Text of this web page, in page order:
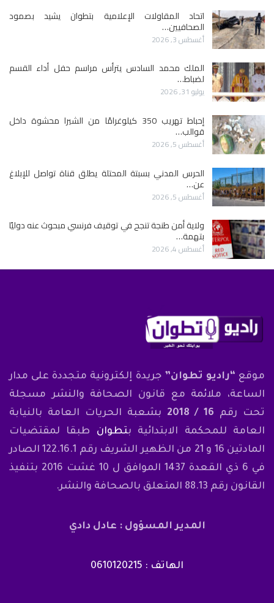
اتحاد المقاولات الإعلامية بتطوان يشيد بصمود
الصحافيين…
أغسطس 3, 2026
الملك محمد السادس يترأس مراسم حفل أداء القسم
لضباط…
يوليو 31, 2026
إحباط تهريب 350 كيلوغرامًا من الشيرا محشوة داخل
قوالب…
أغسطس 5, 2026
الحرس المدني بسبتة المحتلة يطلق قناة تواصل للإبلاغ
عن…
أغسطس 5, 2026
ولاية أمن طنجة تنجح في توقيف فرنسي مبحوث عنه دوليًا
بتهمة…
أغسطس 4, 2026
موقع “راديو تطوان” جريدة إلكترونية متجددة على مدار
الساعة، ملائمة مع قانون الصحافة والنشر مسجلة
تحت رقم 16 / 2018
بشعبة الحريات العامة بالنيابة
العامة للمحكمة الابتدائية بتطوان طبقا لمقتضيات
المادتين 16 و 21 من الظهير الشريف رقم 122.16.1 الصادر
في 6 ذي القعدة 1437 الموافق ل 10 غشت 2016 بتنفيذ
القانون رقم 88.13 المتعلق بالصحافة والنشر.
المدير المسؤول : عادل دادي
الهاتف : 0610120215